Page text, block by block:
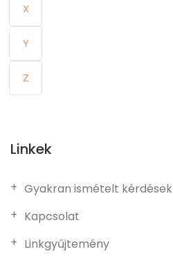
X
Y
Z
Linkek
Gyakran ismételt kérdések
Kapcsolat
Linkgyűjtemény